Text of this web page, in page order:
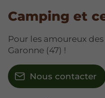
Camping et
Pour les amoureux
Garonne (47) !
Nous contacter